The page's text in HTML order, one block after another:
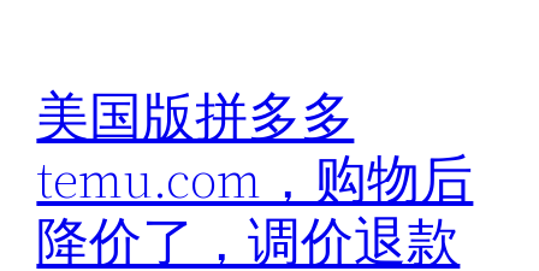
美国版拼多多
temu.com，购物后
降价了，调价退款